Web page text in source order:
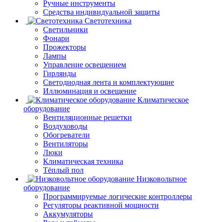
Ручные инструменты
Средства индивидуальной защиты
Светотехника
Светильники
Фонари
Прожекторы
Лампы
Управление освещением
Гирлянды
Светодиодная лента и комплектующие
Иллюминация и освещение
Климатическое
оборудование
Вентиляционные решетки
Воздуховоды
Обогреватели
Вентиляторы
Люки
Климатическая техника
Тёплый пол
Низковольтное
оборудование
Программируемые логические контроллеры
Регуляторы реактивной мощности
Аккумуляторы